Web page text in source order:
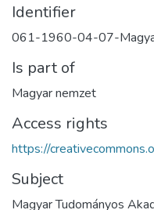
Identifier
061-1960-04-07-
Is part of
Magyar nemzet
Access rights
https://
Subject
Magyar Tudományos